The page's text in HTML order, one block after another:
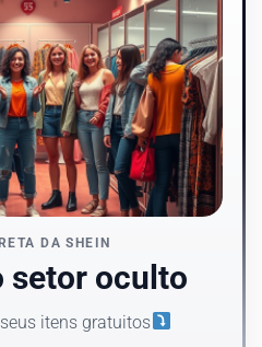
DA SHEIN
setor oculto
itens gratuitos